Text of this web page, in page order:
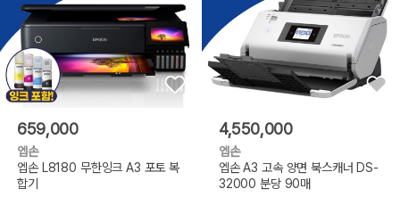
659,000
엡손
엡손 L8180 무한잉크 A3 포토 복
합기
4,550,000
엡손
엡손 A3 고속 양면 북스캐너 DS-
32000 분당 90매